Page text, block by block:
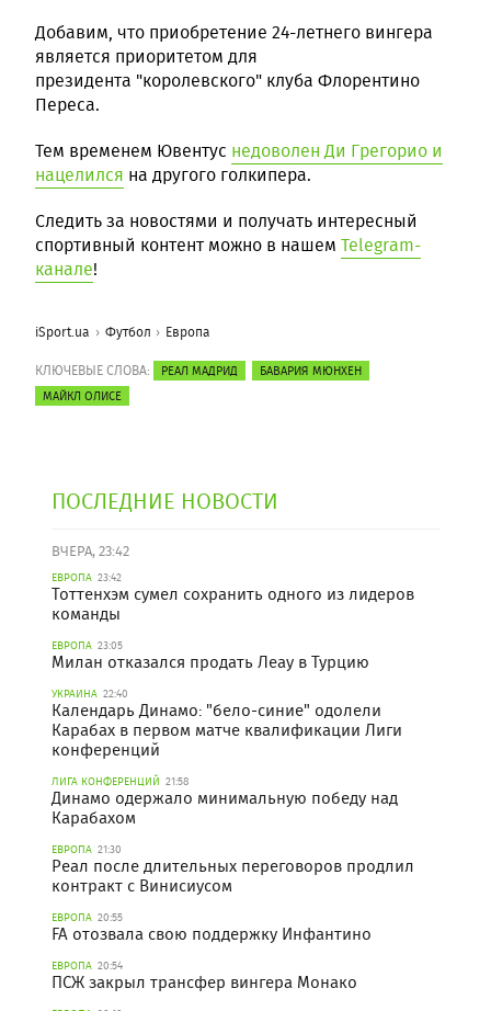
Добавим, что приобретение 24-летнего вингера
является приоритетом для
президента "королевского" клуба Флорентино
Переса.
Тем временем Ювентус недоволен Ди Грегорио и
нацелился на другого голкипера.
Следить за новостями и получать интересный
спортивный контент можно в нашем Telegram-
канале!
iSport.ua Футбол Европа
КЛЮЧЕВЫЕ СЛОВА: РЕАЛ МАДРИД
БАВАРИЯ МЮНХЕН
МАЙКЛ ОЛИСЕ
ПОСЛЕДНИЕ НОВОСТИ
ВЧЕРА, 23:42
ЕВРОПА 23:42
Тоттенхэм сумел сохранить одного из лидеров
команды
ЕВРОПА 23:05
Милан отказался продать Леау в Турцию
УКРАИНА 22:40
Календарь Динамо: "бело-синие" одолели
Карабах в первом матче квалификации Лиги
конференций
ЛИГА КОНФЕРЕНЦИЙ 21:58
Динамо одержало минимальную победу над
Карабахом
ЕВРОПА 21:30
Реал после длительных переговоров продлил
контракт с Винисиусом
ЕВРОПА 20:55
FA отозвала свою поддержку Инфантино
ЕВРОПА 20:54
ПСЖ закрыл трансфер вингера Монако